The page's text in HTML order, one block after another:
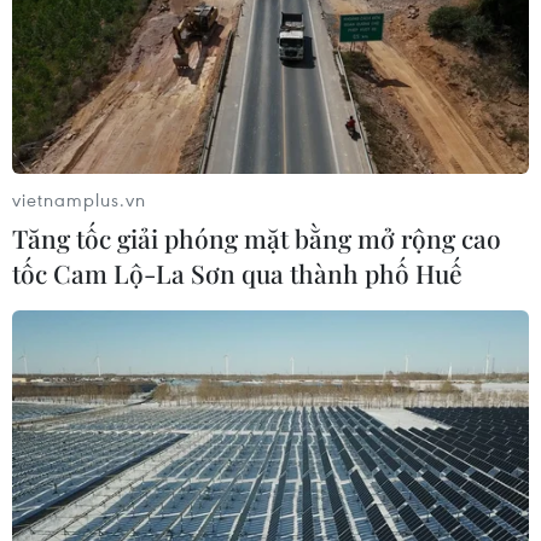
04/08/2026 10:17
Mỹ: Cháy rừng bùng phát dữ dội
khiến khoảng 65.000 người phải sơ
tán
04/08/2026 07:51
“Tổ trưởng” ở vùng biên vừa giỏi giữ
04/08/2026 07:44
Mỹ ghi nhận ca tử vong đầu tiên
trong mùa dịch cyclosporiasis
04/08/2026 07:11
vietnamplus.vn
Tăng tốc giải phóng mặt bằng mở rộng cao
tốc Cam Lộ-La Sơn qua thành phố Huế